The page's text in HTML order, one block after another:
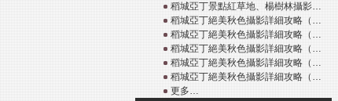
稻城亞丁景點紅草地、楊樹林攝影…
稻城亞丁絕美秋色攝影詳細攻略（…
稻城亞丁絕美秋色攝影詳細攻略（…
稻城亞丁絕美秋色攝影詳細攻略（…
稻城亞丁絕美秋色攝影詳細攻略（…
稻城亞丁絕美秋色攝影詳細攻略（…
更多…